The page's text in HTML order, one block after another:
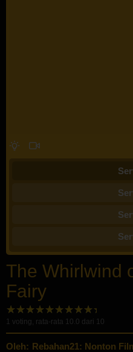
The Whirlwind
Fairy
1 voting, rata-rata 10.0 dari 10
Oleh: Rebahan21: Nonton